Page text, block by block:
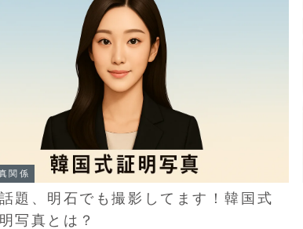
関係
題、明石でも撮影してます！韓国式
写真とは？